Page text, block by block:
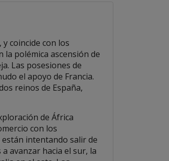
coincide con los
la polémica ascensión de
Las posesiones de
el apoyo de Francia.
reinos de España,
de África
con los
están intentando salir de
avanzar hacia el sur, la